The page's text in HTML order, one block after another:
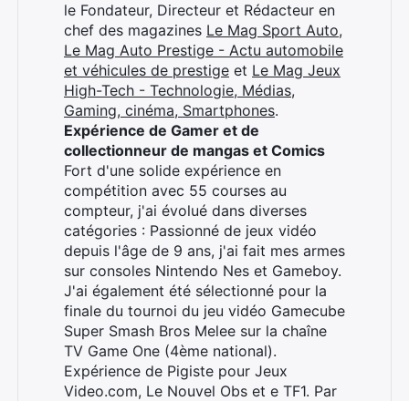
le Fondateur, Directeur et Rédacteur en
chef des magazines Le Mag Sport Auto,
Le Mag Auto Prestige - Actu automobile
et véhicules de prestige et Le Mag Jeux
High-Tech - Technologie, Médias,
Gaming, cinéma, Smartphones.
Expérience de Gamer et de
collectionneur de mangas et Comics
Fort d'une solide expérience en
compétition avec 55 courses au
compteur, j'ai évolué dans diverses
catégories : Passionné de jeux vidéo
depuis l'âge de 9 ans, j'ai fait mes armes
sur consoles Nintendo Nes et Gameboy.
J'ai également été sélectionné pour la
finale du tournoi du jeu vidéo Gamecube
Super Smash Bros Melee sur la chaîne
TV Game One (4ème national).
Expérience de Pigiste pour Jeux
Video.com, Le Nouvel Obs et e TF1. Par
Rechercher